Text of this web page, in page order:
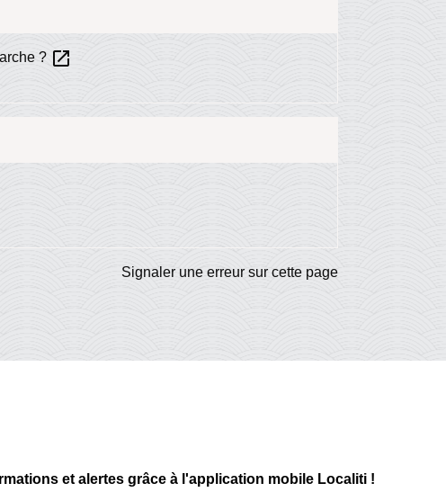
? open_in_new
Signaler une erreur sur cette page
et alertes grâce à l'application mobile Localiti !